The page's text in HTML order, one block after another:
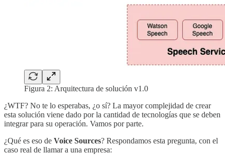
Figura 2: Arquitectura de solución v1.0
¿WTF? No te lo esperabas, ¿o sí? La mayor complejidad de crear
esta solución viene dado por la cantidad de tecnologías que se deben
integrar para su operación. Vamos por parte.
¿Qué es eso de Voice Sources? Respondamos esta pregunta, con el
caso real de llamar a una empresa: